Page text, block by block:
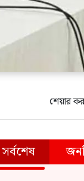
শেয়ার
সর্বশেষ